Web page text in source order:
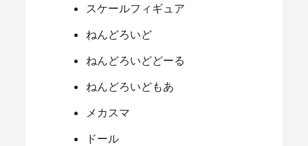
スケールフィギュア
ねんどろいど
ねんどろいどどーる
ねんどろいどもあ
メカスマ
ドール